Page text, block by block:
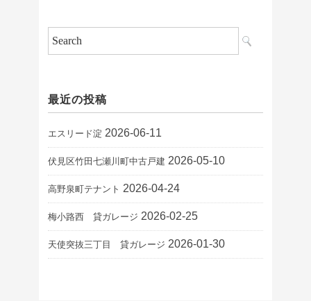
最近の投稿
エスリード淀 2026-06-11
伏見区竹田七瀬川町中古戸建 2026-05-10
高野泉町テナント 2026-04-24
梅小路西 貸ガレージ 2026-02-25
天使突抜三丁目 貸ガレージ 2026-01-30